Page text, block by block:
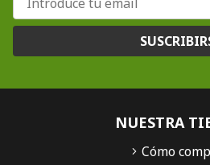
NUESTRA
Cómo